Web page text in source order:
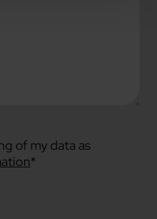
of my data as
*